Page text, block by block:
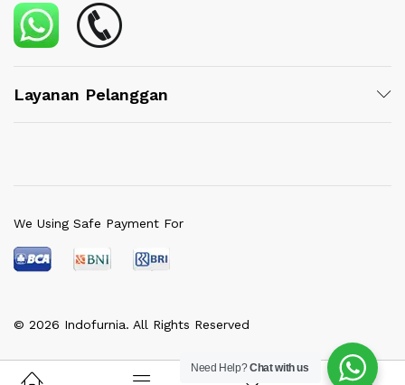
Layanan Pelanggan
© 2026 Indofurnia. All Rights Reserved
We Using Safe Payment For
Need Help?Chat with us